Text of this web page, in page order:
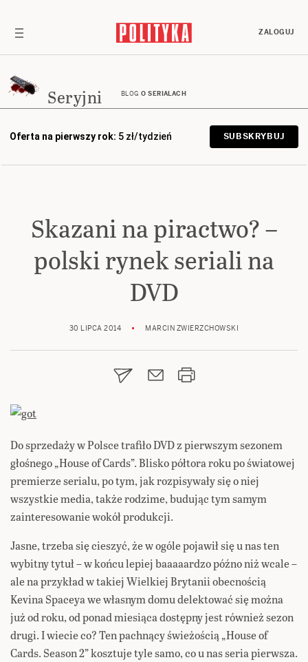
ZALOGUJ
Seryjni BLOG O SERIALACH
Oferta na pierwszy rok: 5 zł/tydzień SUBSKRYBUJ
Skazani na piractwo? –
polski rynek seriali na
DVD
30 LIPCA 2014 MARCIN ZWIERZCHOWSKI
Do sprzedaży w Polsce trafiło DVD z pierwszym sezonem
głośnego „House of Cards”. Blisko półtora roku po światowej
premierze serialu, po tym, jak rozpisywały się o niej
wszystkie media, także rodzime, budując tym samym
zainteresowanie wokół produkcji.
Jasne, trzeba się cieszyć, że w ogóle pojawił się u nas ten
wybitny tytuł – w końcu lepiej baaaaardzo późno niż wcale –
ale na przykład w takiej Wielkiej Brytanii obecnością
Kevina Spaceya we własnym domu delektować się można
już od roku, od ponad miesiąca dostępny jest również sezon
drugi. I wiecie co? Ten pachnący świeżością „House of
Cards. Season 2” kosztuje tyle samo, co u nas seria pierwsza.